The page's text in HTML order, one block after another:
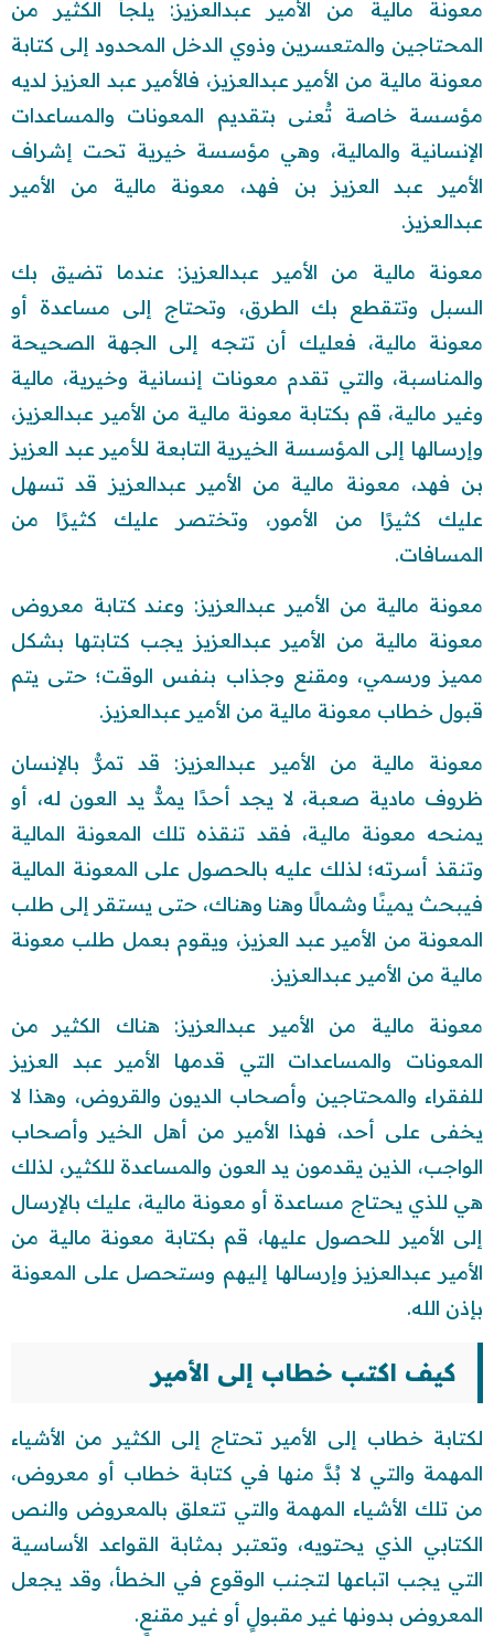
معونة مالية من الأمير عبدالعزيز: يلجأ الكثير من
المحتاجين والمتعسرين وذوي الدخل المحدود إلى كتابة
معونة مالية من الأمير عبدالعزيز، فالأمير عبد العزيز لديه
مؤسسة خاصة تُعنى بتقديم المعونات والمساعدات
الإنسانية والمالية، وهي مؤسسة خيرية تحت إشراف
الأمير عبد العزيز بن فهد، معونة مالية من الأمير
عبدالعزيز.
معونة مالية من الأمير عبدالعزيز: عندما تضيق بك
السبل وتتقطع بك الطرق، وتحتاج إلى مساعدة أو
معونة مالية، فعليك أن تتجه إلى الجهة الصحيحة
والمناسبة، والتي تقدم معونات إنسانية وخيرية، مالية
وغير مالية، قم بكتابة معونة مالية من الأمير عبدالعزيز،
وإرسالها إلى المؤسسة الخيرية التابعة للأمير عبد العزيز
بن فهد، معونة مالية من الأمير عبدالعزيز قد تسهل
عليك كثيرًا من الأمور، وتختصر عليك كثيرًا من
المسافات.
معونة مالية من الأمير عبدالعزيز: وعند كتابة معروض
معونة مالية من الأمير عبدالعزيز يجب كتابتها بشكل
مميز ورسمي، ومقنع وجذاب بنفس الوقت؛ حتى يتم
قبول خطاب معونة مالية من الأمير عبدالعزيز.
معونة مالية من الأمير عبدالعزيز: قد تمرُّ بالإنسان
ظروف مادية صعبة، لا يجد أحدًا يمدُّ يد العون له، أو
يمنحه معونة مالية، فقد تنقذه تلك المعونة المالية
وتنقذ أسرته؛ لذلك عليه بالحصول على المعونة المالية
فيبحث يمينًا وشمالًا وهنا وهناك، حتى يستقر إلى طلب
المعونة من الأمير عبد العزيز، ويقوم بعمل طلب معونة
مالية من الأمير عبدالعزيز.
معونة مالية من الأمير عبدالعزيز: هناك الكثير من
المعونات والمساعدات التي قدمها الأمير عبد العزيز
للفقراء والمحتاجين وأصحاب الديون والقروض، وهذا لا
يخفى على أحد، فهذا الأمير من أهل الخير وأصحاب
الواجب، الذين يقدمون يد العون والمساعدة للكثير، لذلك
هي للذي يحتاج مساعدة أو معونة مالية، عليك بالإرسال
إلى الأمير للحصول عليها، قم بكتابة معونة مالية من
الأمير عبدالعزيز وإرسالها إليهم وستحصل على المعونة
بإذن الله.
كيف اكتب خطاب إلى الأمير
لكتابة خطاب إلى الأمير تحتاج إلى الكثير من الأشياء
المهمة والتي لا بُدَّ منها في كتابة خطاب أو معروض،
من تلك الأشياء المهمة والتي تتعلق بالمعروض والنص
الكتابي الذي يحتويه، وتعتبر بمثابة القواعد الأساسية
التي يجب اتباعها لتجنب الوقوع في الخطأ، وقد يجعل
المعروض بدونها غير مقبولٍ أو غير مقنعٍ.